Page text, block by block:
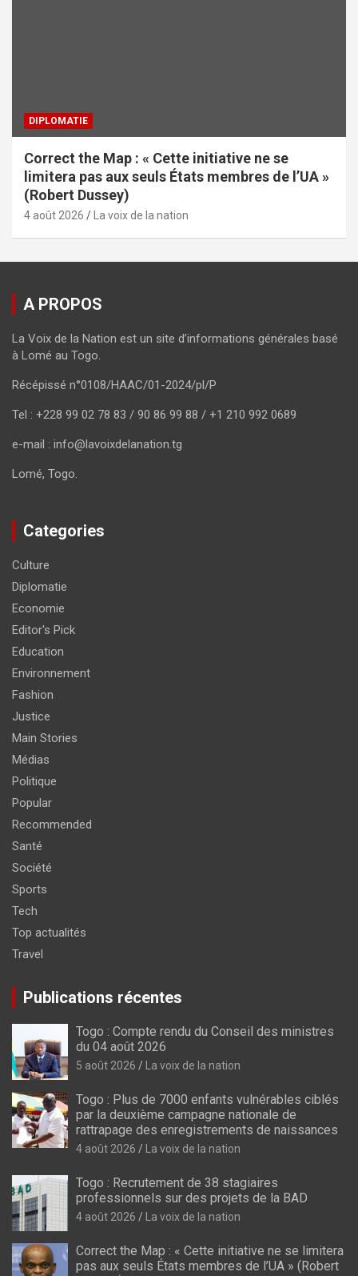
DIPLOMATIE
Correct the Map : « Cette initiative ne se
limitera pas aux seuls États membres de l’UA »
(Robert Dussey)
4 août 2026 La voix de la nation
A PROPOS
La Voix de la Nation est un site d’informations générales basé
à Lomé au Togo.
Récépissé n°0108/HAAC/01-2024/pl/P
Tel : +228 99 02 78 83 / 90 86 99 88 / +1 210 992 0689
e-mail : info@lavoixdelanation.tg
Lomé, Togo.
Categories
Culture
Diplomatie
Economie
Editor's Pick
Education
Environnement
Fashion
Justice
Main Stories
Médias
Politique
Popular
Recommended
Santé
Société
Sports
Tech
Top actualités
Travel
Publications récentes
Togo : Compte rendu du Conseil des ministres
du 04 août 2026
5 août 2026 La voix de la nation
Togo : Plus de 7000 enfants vulnérables ciblés
par la deuxième campagne nationale de
rattrapage des enregistrements de naissances
4 août 2026 La voix de la nation
Togo : Recrutement de 38 stagiaires
professionnels sur des projets de la BAD
4 août 2026 La voix de la nation
Correct the Map : « Cette initiative ne se limitera
pas aux seuls États membres de l’UA » (Robert